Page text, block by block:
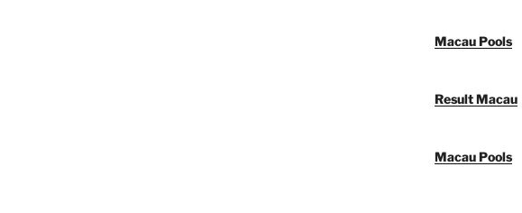
Macau Pools
Result Macau
Macau Pools